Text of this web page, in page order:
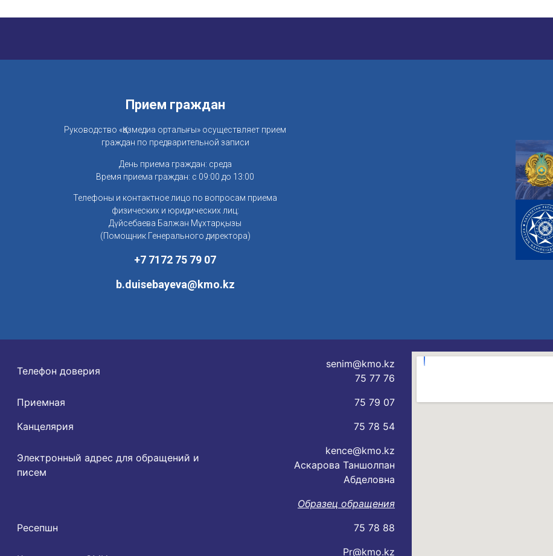
Прием граждан
Руководство «Қазмедиа орталығы» осуществляет прием
граждан по предварительной записи
День приема граждан: среда
Время приема граждан: с 09:00 до 13:00
Телефоны и контактное лицо по вопросам приема
физических и юридических лиц:
Дүйсебаева Балжан Мұхтарқызы
(Помощник Генерального директора)
+7 7172 75 79 07
b.duisebayeva@kmo.kz
Телефон доверия
senim@kmo.kz
75 77 76
Приемная
75 79 07
Канцелярия
75 78 54
Электронный адрес для обращений и
писем
kence@kmo.kz
Аскарова Таншолпан
Абделовна
Образец обращения
Ресепшн
75 78 88
Pr@kmo.kz